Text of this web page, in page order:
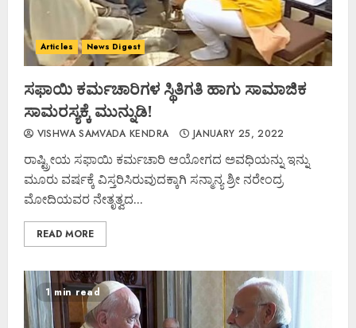
Articles News Digest
ಸಫಾಯಿ ಕರ್ಮಚಾರಿಗಳ ಸ್ಥಿತಿಗತಿ ಹಾಗು ಸಾಮಾಜಿಕ
ಸಾಮರಸ್ಯಕ್ಕೆ ಮುನ್ನುಡಿ!
VISHWA SAMVADA KENDRA JANUARY 25, 2022
ರಾಷ್ಟ್ರೀಯ ಸಫಾಯಿ ಕರ್ಮಚಾರಿ ಆಯೋಗದ ಅವಧಿಯನ್ನು ಇನ್ನು
ಮೂರು ವರ್ಷಕ್ಕೆ ವಿಸ್ತರಿಸಿರುವುದಕ್ಕಾಗಿ ಸನ್ಮಾನ್ಯ ಶ್ರೀ ನರೇಂದ್ರ
ಮೋದಿಯವರ ನೇತೃತ್ವದ...
READ MORE
1 min read